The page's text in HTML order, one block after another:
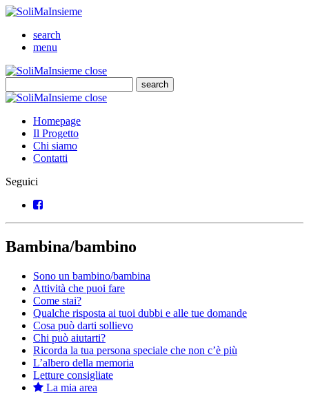
SoliMaInsieme
search
menu
SoliMaInsieme
closeClose
search
Cerca
SoliMaInsieme
closeClose
Homepage
Il Progetto
Chi siamo
Contatti
Seguici
Facebook
Bambina/bambino
Sono un bambino/bambina
Attività che puoi fare
Come stai?
Qualche risposta ai tuoi dubbi e alle tue domande
Cosa può darti sollievo
Chi può aiutarti?
Ricorda la tua persona speciale che non c’è più
L’albero della memoria
Letture consigliate
La mia area